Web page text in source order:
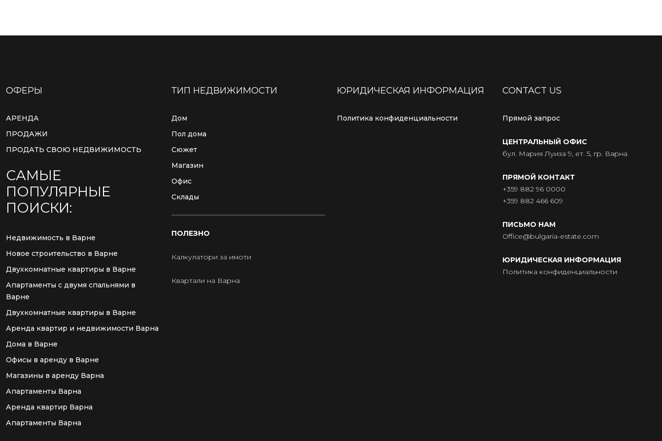
ОФЕРЫ
АРЕНДА
ПРОДАЖИ
ПРОДАТЬ СВОЮ НЕДВИЖИМОСТЬ
САМЫЕ
ПОПУЛЯРНЫЕ
ПОИСКИ:
Недвижимость в Варне
Новое строительство в Варне
Двухкомнатные квартиры в Варне
Апартаменты с двумя спальнями в
Варне
Двухкомнатные квартиры в Варне
Аренда квартир и недвижимости Варна
Дома в Варне
Офисы в аренду в Варне
Магазины в аренду Варна
Апартаменты Варна
Аренда квартир Варна
Апартаменты Варна
ТИП НЕДВИЖИМОСТИ
Дом
Пол дома
Сюжет
Магазин
Офис
Склады
ПОЛЕЗНО
Калкулатори за имоти
Квартали на Варна
ЮРИДИЧЕСКАЯ ИНФОРМАЦИЯ
Политика конфиденциальности
CONTACT US
Прямой запрос
ЦЕНТРАЛЬНЫЙ ОФИС
бул. Мария Луиза 9, ет. 5, гр. Варна
ПРЯМОЙ КОНТАКТ
+359 882 96 0000
+359 882 466 609
ПИСЬМО НАМ
Office@bulgaria-estate.com
ЮРИДИЧЕСКАЯ ИНФОРМАЦИЯ
Политика конфиденциальности